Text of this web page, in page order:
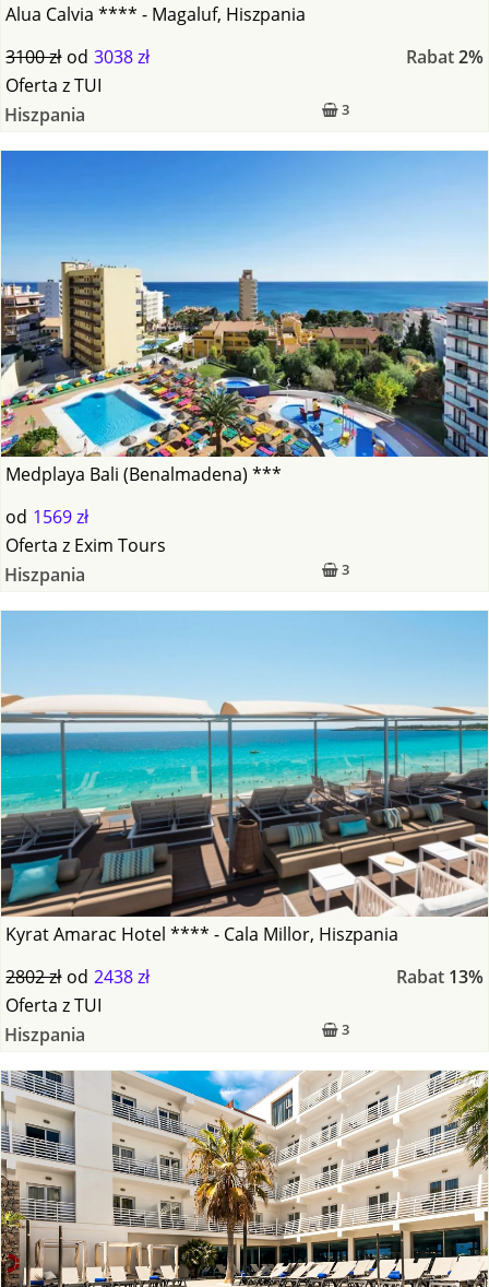
Alua Calvia **** - Magaluf, Hiszpania
3100 zł od 3038 zł Rabat2%
3
Oferta zTUI
Hiszpania
Medplaya Bali (Benalmadena) ***
od 1569 zł
3
Oferta z Exim Tours
Hiszpania
Kyrat Amarac Hotel **** - Cala Millor, Hiszpania
2802 zł od 2438 zł Rabat 13%
3
Oferta zTUI
Hiszpania